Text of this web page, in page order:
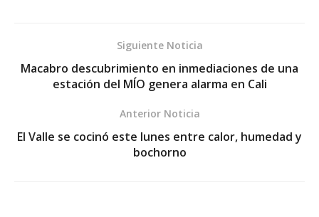
Siguiente Noticia
Macabro descubrimiento en inmediaciones de una
estación del MÍO genera alarma en Cali
Anterior Noticia
El Valle se cocinó este lunes entre calor, humedad y
bochorno